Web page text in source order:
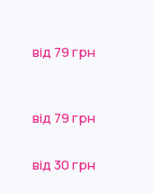
від 79 грн
від 79 грн
від 30 грн